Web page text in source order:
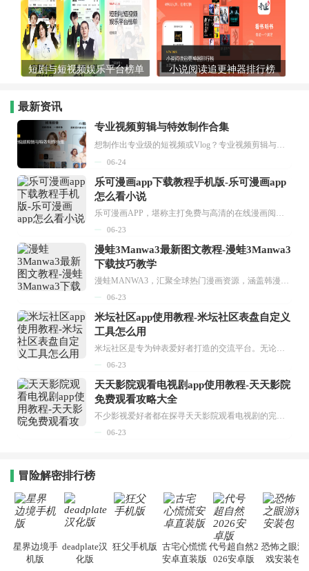
短剧与短视频娱乐平台榜单 小说阅读追更神器排行榜
最新资讯
专业视频剪辑与特效制作合集
06-24
乐可漫画app下载教程手机版-乐可漫画app
怎么看小说
乐可漫画APP，堪称主打免费与高清的在线漫画阅读神器。其官方版提供海量完整版漫画资源，无论是国内漫画，还是日漫、韩漫、台漫、美漫等国外漫画，应有尽有，随时供你阅读。只需轻点一下，便能直接进入阅读界面。不仅如此，乐可漫画最新版本更新速度极快，在这里，你总能抢先看到全网一手漫画章节内容！...
06-23
漫蛙3Manwa3最新图文教程-漫蛙3Manwa3
下载技巧教学
漫蛙MANWA3，汇聚全球热门漫画资源，涵盖韩漫、欧美漫画、国漫等多种类型，题材丰富多样，全方位满足用户阅读喜好。它不仅是阅读平台，更是创作平台，为广大用户打造零门槛创作环境。...
06-23
米坛社区app使用教程-米坛社区表盘自定义
工具怎么用
米坛社区是专为钟表爱好者打造的交流平台。无论你是初涉钟表领域的普通爱好者，还是拥有多年收藏经验的资深玩家，都能在此找到属于自己的天地。 无需注册，就能轻松参与其中。通过专业的讨论论坛与丰富的交互功能，你可与世界各地的钟表爱好者畅快交流。若你钟情于钟表，米坛社区无疑是值得一试的理想之选。在这里，你能获取最新的手表资讯，交流见解，提升鉴赏品味，让每一块手表都成为收藏故事中重要的一部分。感兴趣的朋友，不要错过下载机会。...
06-23
天天影院观看电视剧app使用教程-天天影院
免费观看攻略大全
不少影视爱好者都在探寻天天影院观看电视剧的完整方法，结合最新平台使用规则，本篇新手入门攻略全面讲解观看渠道、检索流程、播放设置以及画面模式调整等实用内容。全文适配手机、电脑等主流设备，步骤简洁易懂，无论是初次使用的新手，还是想要优化观影体验的用户，都能参照内容快速上手，熟练掌握平台各项操作技巧，轻松畅享影视内容。...
06-23
冒险解密排行榜
星界边境手
机版
deadplate汉
化版
狂父手机版 古宅心慌慌
安卓直装版
代号超自然2
026安卓版
恐怖之眼游
戏安装包